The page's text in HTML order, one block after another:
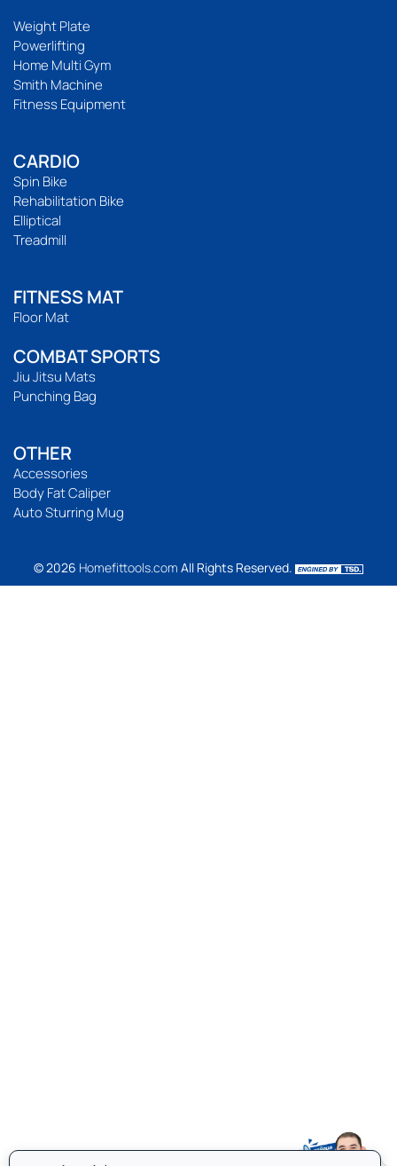
Weight Plate
Powerlifting
Home Multi Gym
Smith Machine
Fitness Equipment
CARDIO
Spin Bike
Rehabilitation Bike
Elliptical
Treadmill
FITNESS MAT
Floor Mat
COMBAT SPORTS
Jiu Jitsu Mats
Punching Bag
OTHER
Accessories
Body Fat Caliper
Auto Sturring Mug
© 2026 Homefittools.com All Rights Reserved.